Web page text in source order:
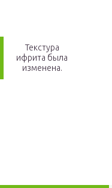
Текстура
ифрита была
изменена.